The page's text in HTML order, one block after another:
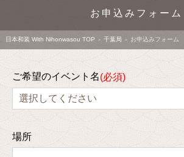
お申込みフォーム
日本和装 With Nihonwasou TOP > 千葉局 > お申込みフォーム
ご希望のイベント名
場所